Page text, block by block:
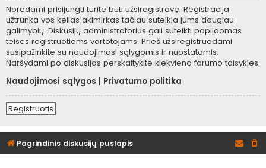
Norėdami prisijungti turite būti užsiregistravę. Registracija
užtrunka vos kelias akimirkas tačiau suteikia jums daugiau
galimybių. Diskusijų administratorius gali suteikti papildomas
teises registruotiems vartotojams. Prieš užsiregistruodami
susipažinkite su naudojimosi sąlygomis ir nuostatomis.
Naršydami po diskusijas perskaitykite kiekvieno forumo taisykles.
Naudojimosi sąlygos
Privatumo politika
Registruotis
Pagrindinis diskusijų puslapis